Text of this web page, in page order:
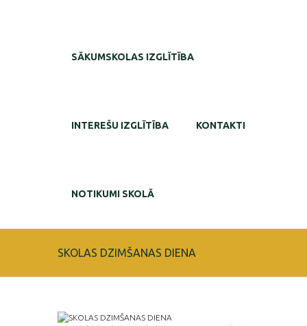
SĀKUMSKOLAS IZGLĪTĪBA
INTEREŠU IZGLĪTĪBA KONTAKTI
NOTIKUMI SKOLĀ
SKOLAS DZIMŠANAS DIENA